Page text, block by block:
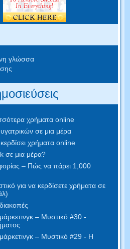
γλώσσα
χρήματα online
σε μια μέρα
χρήματα online
σε μια μέρα?
– Πώς να πάρει 1,000
για να κερδίσετε χρήματα σε
– Μυστικό #30 -
– Μυστικό #29 - Η